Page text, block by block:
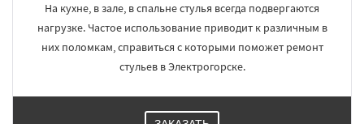
На кухне, в зале, в спальне стулья всегда подвергаются
нагрузке. Частое использование приводит к различным в
них поломкам, справиться с которыми поможет ремонт
стульев в Электрогорске.